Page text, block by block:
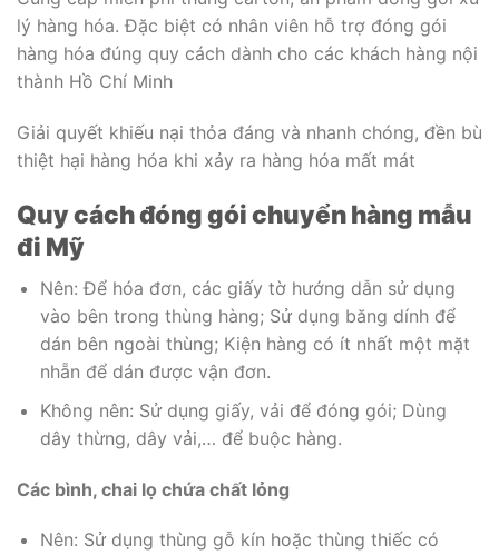
lý hàng hóa. Đặc biệt có nhân viên hỗ trợ đóng gói
hàng hóa đúng quy cách dành cho các khách hàng nội
thành Hồ Chí Minh
Giải quyết khiếu nại thỏa đáng và nhanh chóng, đền bù
thiệt hại hàng hóa khi xảy ra hàng hóa mất mát
Quy cách đóng gói chuyển hàng mẫu
đi Mỹ
Nên: Để hóa đơn, các giấy tờ hướng dẫn sử dụng
vào bên trong thùng hàng; Sử dụng băng dính để
dán bên ngoài thùng; Kiện hàng có ít nhất một mặt
nhẵn để dán được vận đơn.
Không nên: Sử dụng giấy, vải để đóng gói; Dùng
dây thừng, dây vải,… để buộc hàng.
Các bình, chai lọ chứa chất lỏng
Nên: Sử dụng thùng gỗ kín hoặc thùng thiếc có